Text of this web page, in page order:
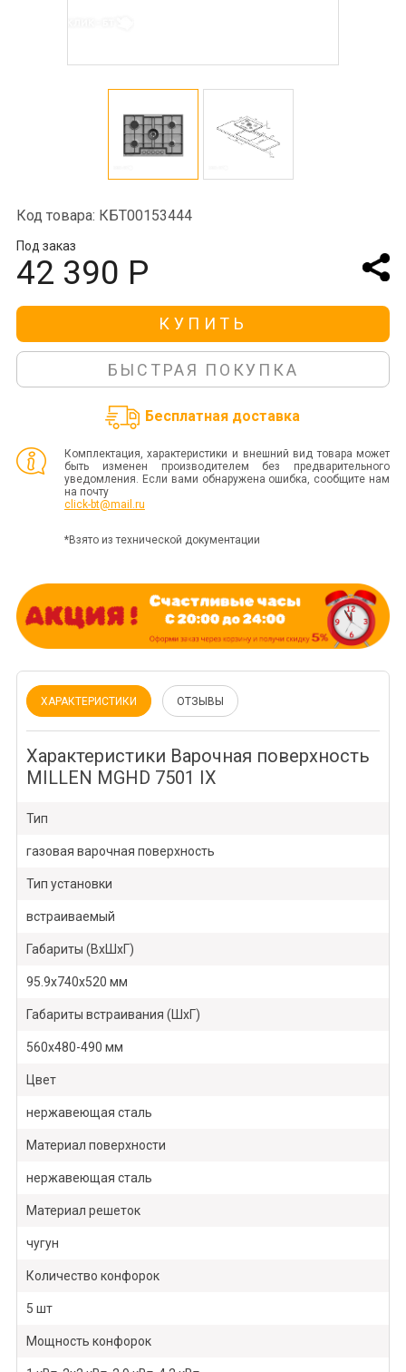
Код товара: КБТ00153444
Под заказ
42 390 Р
КУПИТЬ
БЫСТРАЯ ПОКУПКА
Бесплатная доставка
Комплектация, характеристики и внешний вид товара может
быть изменен производителем без предварительного
уведомления. Если вами обнаружена ошибка, сообщите нам
на почту
click-bt@mail.ru
*Взято из технической документации
ХАРАКТЕРИСТИКИ ОТЗЫВЫ
Характеристики Варочная поверхность
MILLEN MGHD 7501 IX
Тип
газовая варочная поверхность
Тип установки
встраиваемый
Габариты (ВхШхГ)
95.9х740х520 мм
Габариты встраивания (ШхГ)
560х480-490 мм
Цвет
нержавеющая сталь
Материал поверхности
нержавеющая сталь
Материал решеток
чугун
Количество конфорок
5 шт
Мощность конфорок